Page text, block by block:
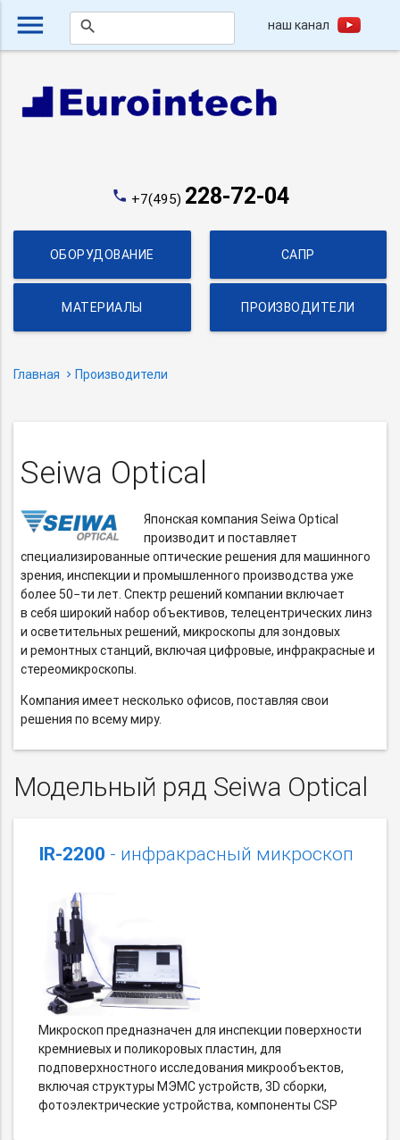
menu search наш канал
phone +7(495) 228-72-04
ОБОРУДОВАНИЕ САПР
МАТЕРИАЛЫ ПРОИЗВОДИТЕЛИ
Главная Производители
Seiwa Optical
Японская компания Seiwa Optical
производит и поставляет
специализированные оптические решения для машинного
зрения, инспекции и промышленного производства уже
более 50−ти лет. Спектр решений компании включает
в себя широкий набор объективов, телецентрических линз
и осветительных решений, микроскопы для зондовых
и ремонтных станций, включая цифровые, инфракрасные и
стереомикроскопы.
Компания имеет несколько офисов, поставляя свои
решения по всему миру.
Модельный ряд Seiwa Optical
IR-2200 - инфракрасный микроскоп
Микроскоп предназначен для инспекции поверхности
кремниевых и поликоровых пластин, для
подповерхностного исследования микрообъектов,
включая структуры MЭMC устройств, 3D сборки,
фотоэлектрические устройства, компоненты CSP